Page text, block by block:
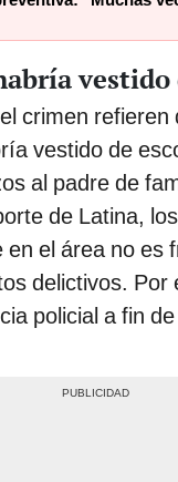
vestido
crimen refieren
vestido de
al padre de
de Latina,
en el área no es
delictivos. Por
policial a fin